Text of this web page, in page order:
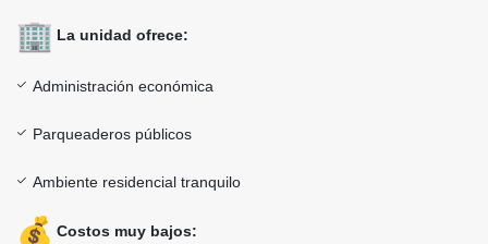
La unidad ofrece:
Administración económica
Parqueaderos públicos
Ambiente residencial tranquilo
Costos muy bajos: